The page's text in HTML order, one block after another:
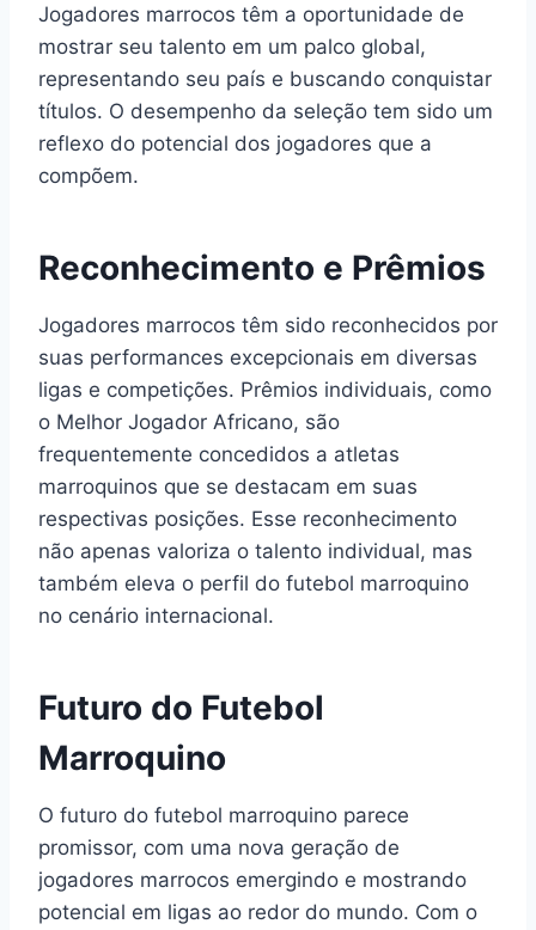
Jogadores marrocos têm a oportunidade de
mostrar seu talento em um palco global,
representando seu país e buscando conquistar
títulos. O desempenho da seleção tem sido um
reflexo do potencial dos jogadores que a
compõem.
Reconhecimento e Prêmios
Jogadores marrocos têm sido reconhecidos por
suas performances excepcionais em diversas
ligas e competições. Prêmios individuais, como
o Melhor Jogador Africano, são
frequentemente concedidos a atletas
marroquinos que se destacam em suas
respectivas posições. Esse reconhecimento
não apenas valoriza o talento individual, mas
também eleva o perfil do futebol marroquino
no cenário internacional.
Futuro do Futebol
Marroquino
O futuro do futebol marroquino parece
promissor, com uma nova geração de
jogadores marrocos emergindo e mostrando
potencial em ligas ao redor do mundo. Com o